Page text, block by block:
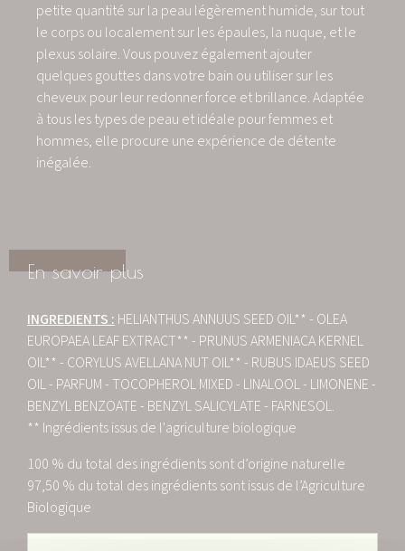
petite quantité sur la peau légèrement humide, sur tout
le corps ou localement sur les épaules, la nuque, et le
plexus solaire. Vous pouvez également ajouter
quelques gouttes dans votre bain ou utiliser sur les
cheveux pour leur redonner force et brillance. Adaptée
à tous les types de peau et idéale pour femmes et
hommes, elle procure une expérience de détente
inégalée.
En savoir plus
INGREDIENTS : HELIANTHUS ANNUUS SEED OIL** - OLEA
EUROPAEA LEAF EXTRACT** - PRUNUS ARMENIACA KERNEL
OIL** - CORYLUS AVELLANA NUT OIL** - RUBUS IDAEUS SEED
OIL - PARFUM - TOCOPHEROL MIXED - LINALOOL - LIMONENE -
BENZYL BENZOATE - BENZYL SALICYLATE - FARNESOL.
** Ingrédients issus de l'agriculture biologique
100 % du total des ingrédients sont d’origine naturelle
97,50 % du total des ingrédients sont issus de l’Agriculture
Biologique